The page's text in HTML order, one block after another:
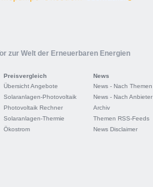
zur Welt der Erneuerbaren Energien
Preisvergleich
Übersicht Angebote
Solaranlagen-Photovoltaik
Photovoltaik Rechner
Solaranlagen-Thermie
Ökostrom
News
News - Nach Themen
News - Nach Anbieter
Archiv
Themen RSS-Feeds
News Disclaimer